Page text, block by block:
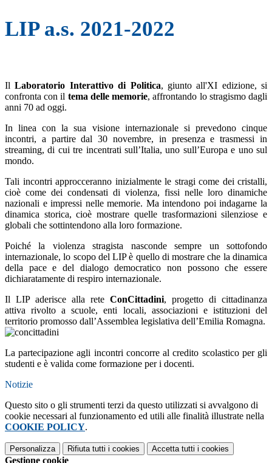
LIP a.s. 2021-2022
IlLaboratorio Interattivo di Politica, giunto all'XI edizione, si
confronta con il tema delle memorie, affrontando lo stragismo dagli
anni 70 ad oggi.
In linea con la sua visione internazionale si prevedono cinque
incontri, a partire dal 30 novembre, in presenza e trasmessi in
streaming, di cui tre incentrati sull’Italia, uno sull’Europa e uno sul
mondo.
Tali incontri approcceranno inizialmente le stragi come dei cristalli,
cioè come dei condensati di violenza, fissi nelle loro dinamiche
nazionali e impressi nelle memorie. Ma intendono poi indagarne la
dinamica storica, cioè mostrare quelle trasformazioni silenziose e
globali che sottintendono alla loro formazione.
Poiché la violenza stragista nasconde sempre un sottofondo
internazionale, lo scopo del LIP è quello di mostrare che la dinamica
della pace e del dialogo democratico non possono che essere
dichiaratamente di respiro internazionale.
Il LIP aderisce alla rete ConCittadini, progetto di cittadinanza
attiva rivolto a scuole, enti locali, associazioni e istituzioni del
territorio promosso dall’Assemblea legislativa dell’Emilia Romagna.
La partecipazione agli incontri concorre al credito scolastico per gli
studenti e è valida come formazione per i docenti.
Notizie
Questo sito o gli strumenti terzi da questo utilizzati si avvalgono di
cookie necessari al funzionamento ed utili alle finalità illustrate nella
COOKIE POLICY.
Personalizza Rifiuta tutti i cookies Accetta tutti i cookies
Gestione cookie